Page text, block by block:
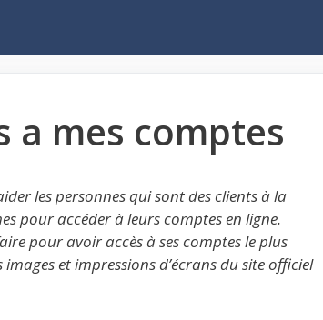
a mes comptes
les personnes qui sont des clients à la
pour accéder à leurs comptes en ligne.
pour avoir accès à ses comptes le plus
et impressions d’écrans du site officiel